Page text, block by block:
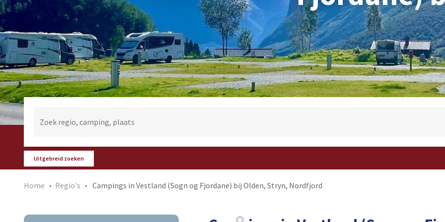
Uitgebreid zoeken
Home Regio's Campings in Vestland (Sogn og Fjordane) bij Olden, Stryn, Nordfjord